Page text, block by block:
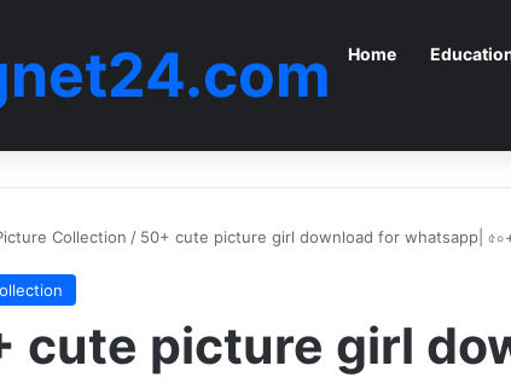
Home
Collection / 50+ cute picture girl download for whatsapp| ৫০+ কিউট
cute picture girl